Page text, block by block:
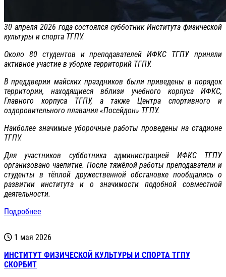
30 апреля 2026 года состоялся субботник Института физической
культуры и спорта ТГПУ.
Около 80 студентов и преподавателей ИФКС ТГПУ приняли
активное участие в уборке территорий ТГПУ.
В преддверии майских праздников были приведены в порядок
территории, находящиеся вблизи учебного корпуса ИФКС,
Главного корпуса ТГПУ, а также Центра спортивного и
оздоровительного плавания «Посейдон» ТГПУ.
Наиболее значимые уборочные работы проведены на стадионе
ТГПУ.
Для участников субботника администрацией ИФКС ТГПУ
организовано чаепитие. После тяжёлой работы преподаватели и
студенты в тёплой дружественной обстановке пообщались о
развитии института и о значимости подобной совместной
деятельности.
Подробнее
1 мая 2026
ИНСТИТУТ ФИЗИЧЕСКОЙ КУЛЬТУРЫ И СПОРТА ТГПУ
СКОРБИТ